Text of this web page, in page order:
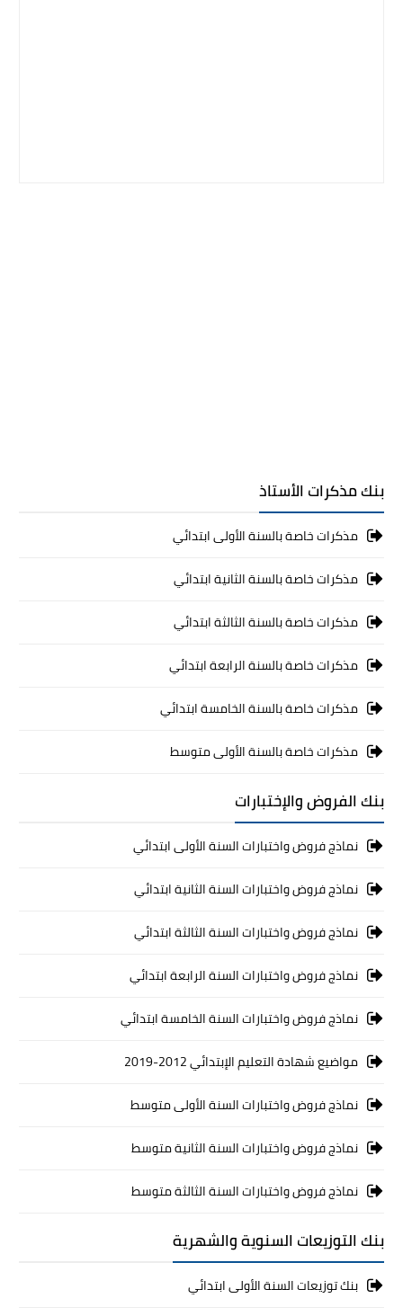
بنك مذكرات الأستاذ
مذكرات خاصة بالسنة الأولى ابتدائي
مذكرات خاصة بالسنة الثانية ابتدائي
مذكرات خاصة بالسنة الثالثة ابتدائي
مذكرات خاصة بالسنة الرابعة ابتدائي
مذكرات خاصة بالسنة الخامسة ابتدائي
مذكرات خاصة بالسنة الأولى متوسط
بنك الفروض والإختبارات
نماذج فروض واختبارات السنة الأولى ابتدائي
نماذج فروض واختبارات السنة الثانية ابتدائي
نماذج فروض واختبارات السنة الثالثة ابتدائي
نماذج فروض واختبارات السنة الرابعة ابتدائي
نماذج فروض واختبارات السنة الخامسة ابتدائي
مواضيع شهادة التعليم الإبتدائي 2012-2019
نماذج فروض واختبارات السنة الأولى متوسط
نماذج فروض واختبارات السنة الثانية متوسط
نماذج فروض واختبارات السنة الثالثة متوسط
بنك التوزيعات السنوية والشهرية
بنك توزيعات السنة الأولى ابتدائي